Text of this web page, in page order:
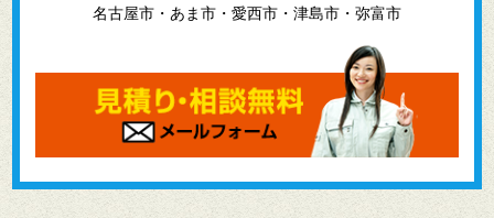
名古屋市・あま市・愛西市・津島市・弥富市